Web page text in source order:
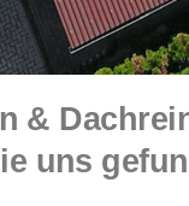
&
uns